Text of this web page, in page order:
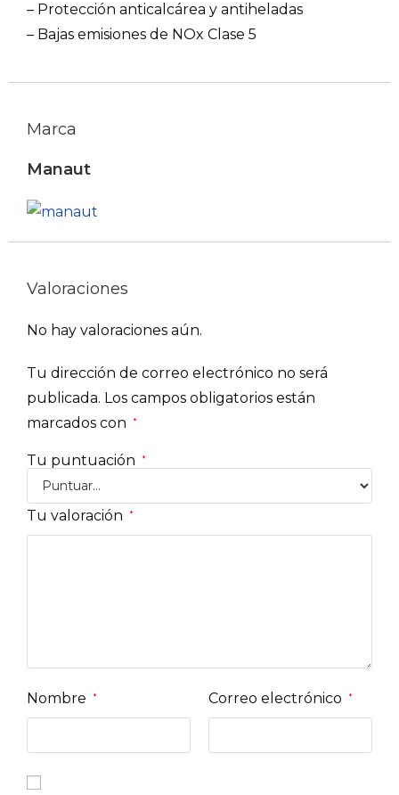
– Protección anticalcárea y antiheladas
– Bajas emisiones de NOx Clase 5
Marca
Manaut
Valoraciones
No hay valoraciones aún.
Tu dirección de correo electrónico no será
publicada. Los campos obligatorios están
marcados con
*
Tu puntuación *
Tu valoración *
Nombre * Correo electrónico *